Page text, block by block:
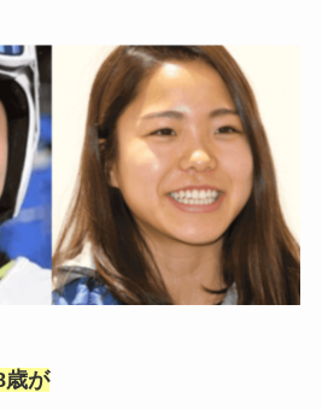
歳が